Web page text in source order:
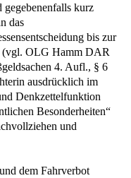
gegebenenfalls kurz
das
bis zur
(vgl. OLG Hamm DAR
4. Aufl., § 6
ausdrücklich im
Denkzettelfunktion
Besonderheiten“
und
dem Fahrverbot